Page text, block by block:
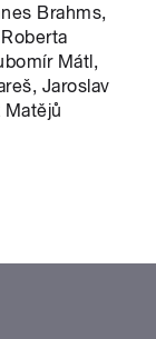
Brahms,
Mátl,
Jaroslav
Matějů